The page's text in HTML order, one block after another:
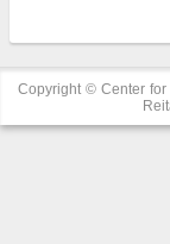
Copyright © Center